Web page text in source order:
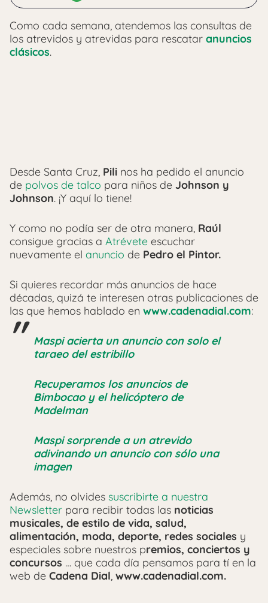
Como cada semana, atendemos las consultas de
los atrevidos y atrevidas para rescatar anuncios
clásicos.
Desde Santa Cruz, Pili nos ha pedido el anuncio
de polvos de talco para niños de Johnson y
Johnson. ¡Y aquí lo tiene!
Y como no podía ser de otra manera, Raúl
consigue gracias a Atrévete escuchar
nuevamente el anuncio de Pedro el Pintor.
Si quieres recordar más anuncios de hace
décadas, quizá te interesen otras publicaciones de
las que hemos hablado en www.cadenadial.com:
Maspi acierta un anuncio con solo el
taraeo del estribillo
Recuperamos los anuncios de
Bimbocao y el helicóptero de
Madelman
Maspi sorprende a un atrevido
adivinando un anuncio con sólo una
imagen
Además, no olvides suscribirte a nuestra
Newsletter para recibir todas las noticias
musicales, de estilo de vida, salud,
alimentación, moda, deporte, redes sociales y
especiales sobre nuestros premios, conciertos y
concursos … que cada día pensamos para tí en la
web de Cadena Dial, www.cadenadial.com.